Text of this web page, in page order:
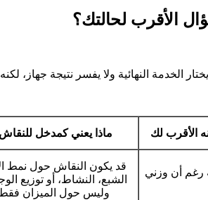
يختار الخدمة النهائية ولا يفسر نتيجة
الأقرب لك ماذا يعني كمدخل
رغم أن وزني
قد يكون النقاش حول نمط
الشبع، النشاط، أو توزيع
وليس حول الميزان